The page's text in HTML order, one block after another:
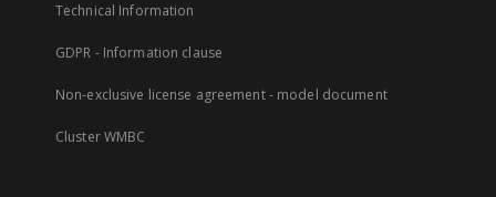
Technical Information
GDPR - Information clause
Non-exclusive license agreement - model document
Cluster WMBC